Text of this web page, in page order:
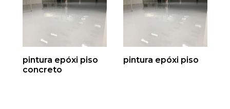
pintura epóxi piso
concreto
pintura epóxi piso